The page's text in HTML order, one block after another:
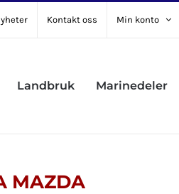
Kontakt oss Min konto
Landbruk Marinedeler
MAZDA